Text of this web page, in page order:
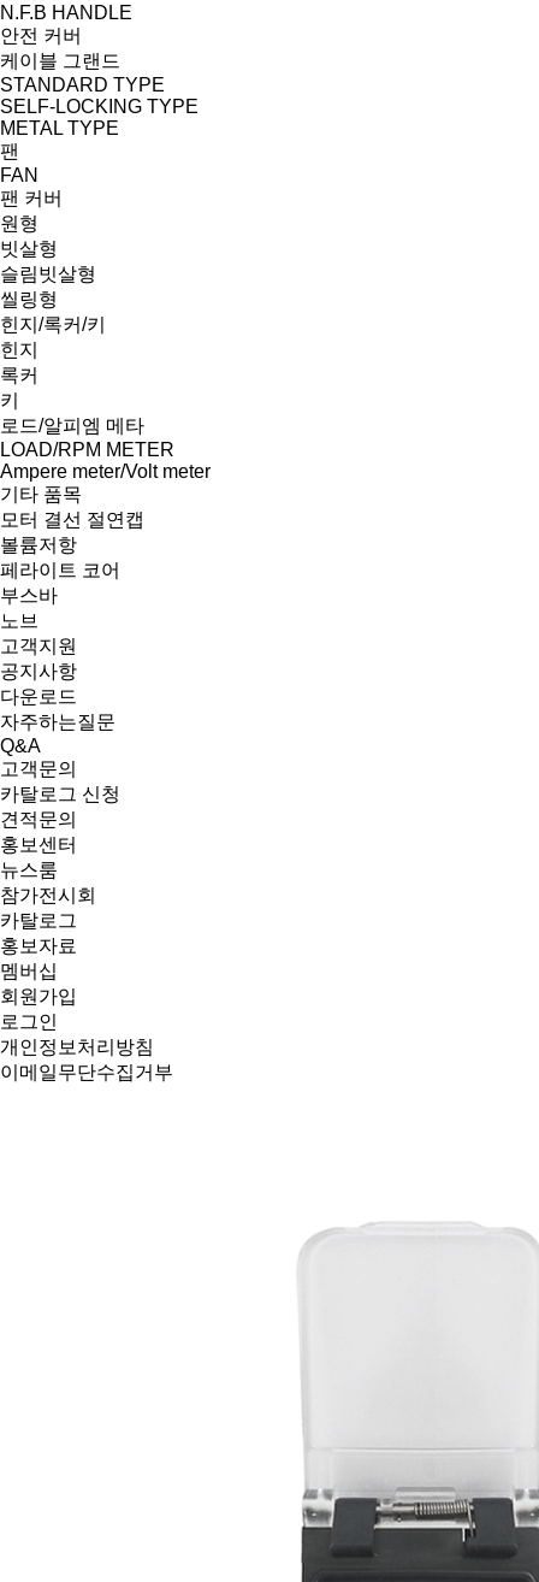
N.F.B HANDLE
안전 커버
케이블 그랜드
STANDARD TYPE
SELF-LOCKING TYPE
METAL TYPE
팬
FAN
팬 커버
원형
빗살형
슬림빗살형
씰링형
힌지/록커/키
힌지
록커
키
로드/알피엠 메타
LOAD/RPM METER
Ampere meter/Volt meter
기타 품목
모터 결선 절연캡
볼륨저항
페라이트 코어
부스바
노브
고객지원
공지사항
다운로드
자주하는질문
Q&A
고객문의
카탈로그 신청
견적문의
홍보센터
뉴스룸
참가전시회
카탈로그
홍보자료
멤버십
회원가입
로그인
개인정보처리방침
이메일무단수집거부